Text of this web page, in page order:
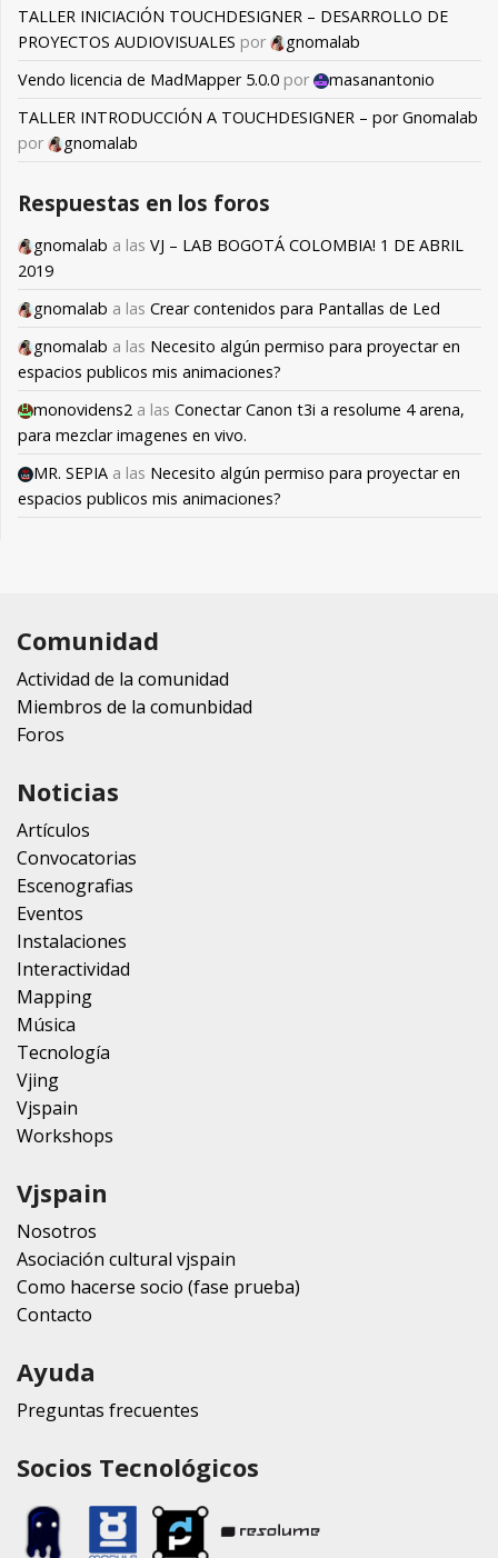
TALLER INICIACIÓN TOUCHDESIGNER – DESARROLLO DE
PROYECTOS AUDIOVISUALES por
gnomalab
Vendo licencia de MadMapper 5.0.0 por
masanantonio
TALLER INTRODUCCIÓN A TOUCHDESIGNER – por Gnomalab
por
gnomalab
Respuestas en los foros
gnomalab a las VJ – LAB BOGOTÁ COLOMBIA! 1 DE ABRIL
2019
gnomalab a las Crear contenidos para Pantallas de Led
gnomalab a las Necesito algún permiso para proyectar en
espacios publicos mis animaciones?
monovidens2 a las Conectar Canon t3i a resolume 4 arena,
para mezclar imagenes en vivo.
MR. SEPIA a las Necesito algún permiso para proyectar en
espacios publicos mis animaciones?
Comunidad
Actividad de la comunidad
Miembros de la comunbidad
Foros
Noticias
Artículos
Convocatorias
Escenografias
Eventos
Instalaciones
Interactividad
Mapping
Música
Tecnología
Vjing
Vjspain
Workshops
Vjspain
Nosotros
Asociación cultural vjspain
Como hacerse socio (fase prueba)
Contacto
Ayuda
Preguntas frecuentes
Socios Tecnológicos